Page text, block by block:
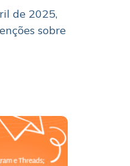
de 2025,
sobre